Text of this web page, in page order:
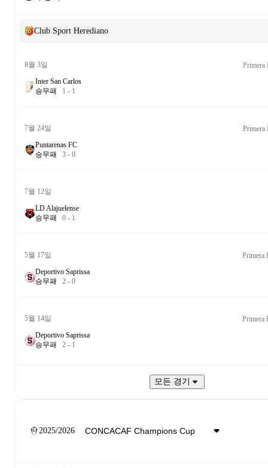
Club Sport Herediano
8월 3일
Primera
Inter San Carlos
승무패 1 - 1
7월 24일
Primera
Puntarenas FC
승무패 3 - 0
7월 12일
LD Alajuelense
승무패 0 - 1
5월 17일
Primera
Deportivo Saprissa
승무패 2 - 0
5월 14일
Primera
Deportivo Saprissa
승무패 2 - 1
모든 경기
2025/2026